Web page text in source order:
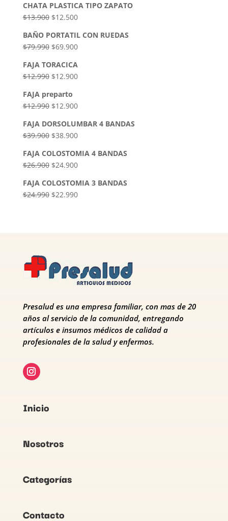
CHATA PLASTICA TIPO ZAPATO
$13.900 $12.500
BAÑO PORTATIL CON RUEDAS
$79.990 $69.900
FAJA TORACICA
$12.990 $12.900
FAJA preparto
$12.990 $12.900
FAJA DORSOLUMBAR 4 BANDAS
$39.900 $38.900
FAJA COLOSTOMIA 4 BANDAS
$26.900 $24.900
FAJA COLOSTOMIA 3 BANDAS
$24.990 $22.990
Presalud es una empresa familiar, con mas de 20
años al servicio de la comunidad, entregando
artículos e insumos médicos de calidad a
profesionales de la salud y enfermos.
Inicio
Nosotros
Categorías
Contacto